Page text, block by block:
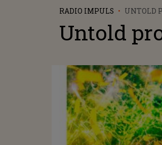
RADIO IMPULS UNTOLD
Untold